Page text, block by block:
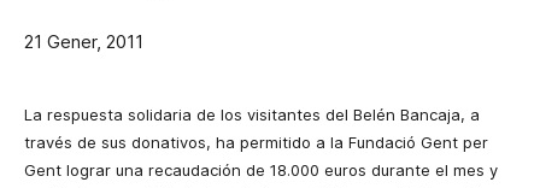
21 Gener, 2011
La respuesta solidaria de los visitantes del Belén Bancaja, a
través de sus donativos, ha permitido a la Fundació Gent per
Gent lograr una recaudación de 18.000 euros durante el mes y